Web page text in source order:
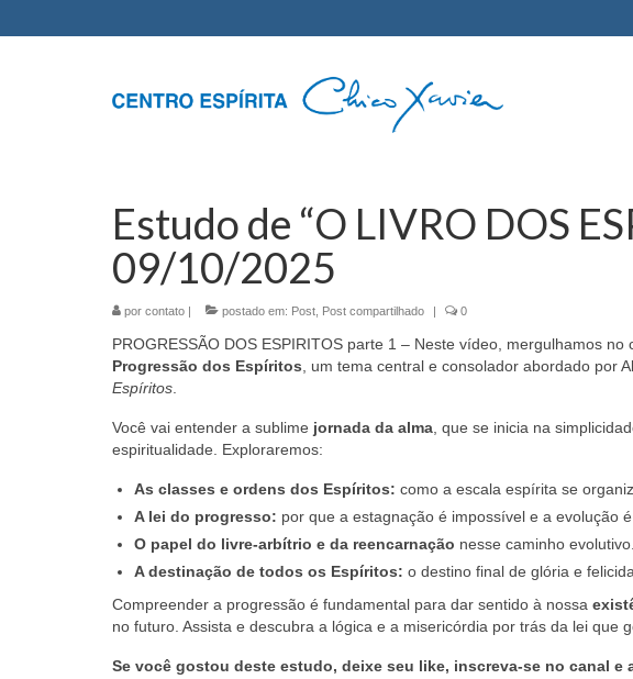
Estudo de “O LIVRO DOS
09/10/2025
por contato | postado em: Post Post compartilhado | 0
PROGRESSÃO DOS ESPIRITOS parte 1 – Neste vídeo, mergulhamos
Progressão dos Espíritos , um tema central e consolador abordado por
Espíritos
Você vai entender a sublime jornada da alma , que se inicia na
espiritualidade. Exploraremos:
As classes e ordens dos Espíritos: como a escala espírita se
A lei do progresso: por que a estagnação é impossível e a evolução é
O papel do livre-arbítrio e da reencarnação nesse caminho evolutivo.
A destinação de todos os Espíritos: o destino final de glória e
Compreender a progressão é fundamental para dar sentido à nossa
no futuro. Assista e descubra a lógica e a misericórdia por trás da lei que
Se você gostou deste estudo, deixe seu like, inscreva-se no canal